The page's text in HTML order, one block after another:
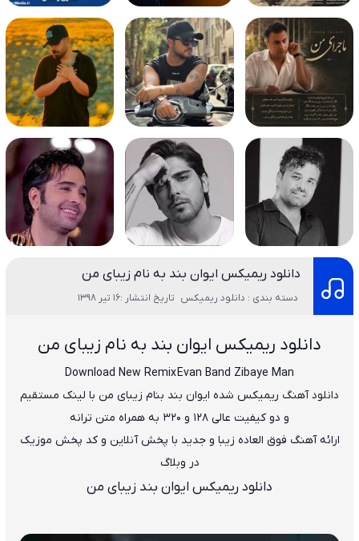
دانلود ریمیکس ایوان بند به نام زیبای من
دسته بندی : دانلود ریمیکس تاریخ انتشار :16 تیر 1398
دانلود ریمیکس ایوان بند به نام زیبای من
Download New RemixEvan Band Zibaye Man
دانلود آهنگ ریمیکس شده ایوان بند بنام زیبای من با لینک مستقیم
و دو کیفیت عالی ۱۲۸ و ۳۲۰ به همراه متن ترانه
ارائه آهنگ فوق العاده زیبا و جدید با پخش آنلاین و کد پخش موزیک
در وبلاگ
دانلود ریمیکس ایوان بند زیبای من